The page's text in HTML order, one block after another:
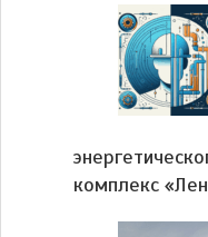
комплекс